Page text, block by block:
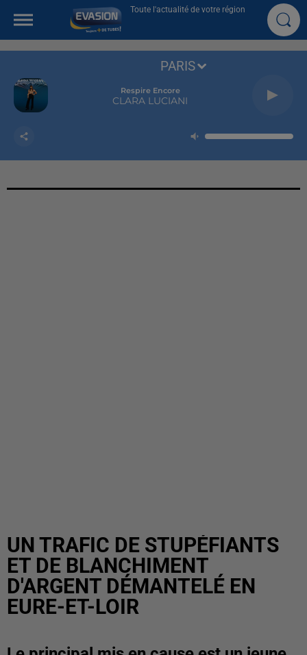
Toute l'actualité de votre région
Respire Encore
CLARA LUCIANI
PARIS
UN TRAFIC DE STUPÉFIANTS
ET DE BLANCHIMENT
D'ARGENT DÉMANTELÉ EN
EURE-ET-LOIR